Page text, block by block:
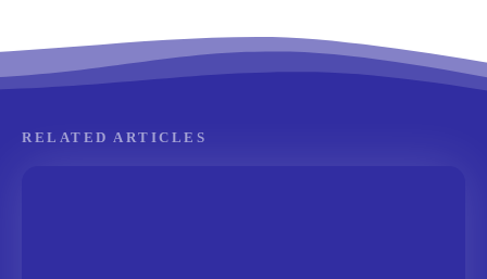
RELATED ARTICLES